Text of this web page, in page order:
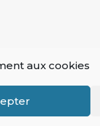
aux cookies